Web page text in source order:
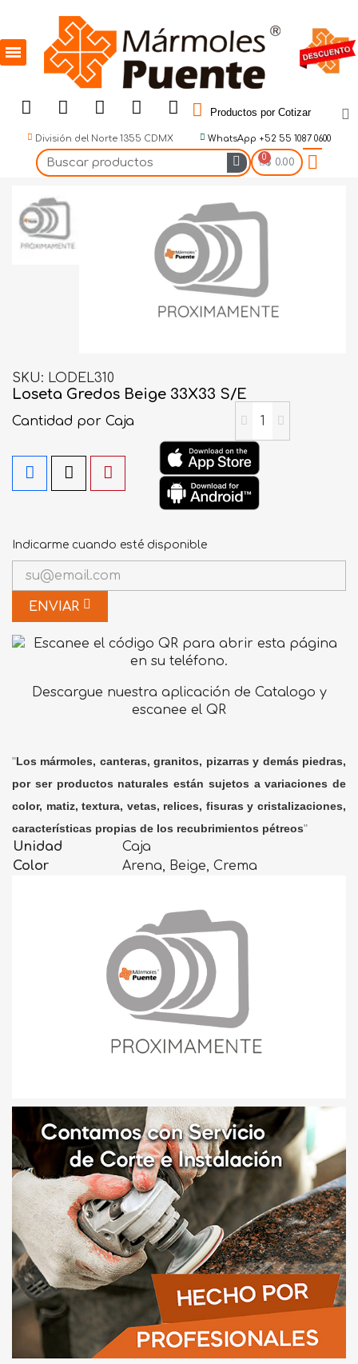
Productos por Cotizar
División del Norte 1355 CDMX WhatsApp +52 55 1087 0600
$ 0.00
SKU LODEL310
Loseta Gredos Beige 33X33 S/E
Cantidad por Caja
Indicarme cuando esté disponible
ENVIAR
Descargue nuestra aplicación de Catalogo y
escanee el QR
"Los mármoles, canteras, granitos, pizarras y demás piedras,
por ser productos naturales están sujetos a variaciones de
color, matiz, textura, vetas, relices, fisuras y cristalizaciones,
características propias de los recubrimientos pétreos"
Unidad
Caja
Color
Arena, Beige, Crema